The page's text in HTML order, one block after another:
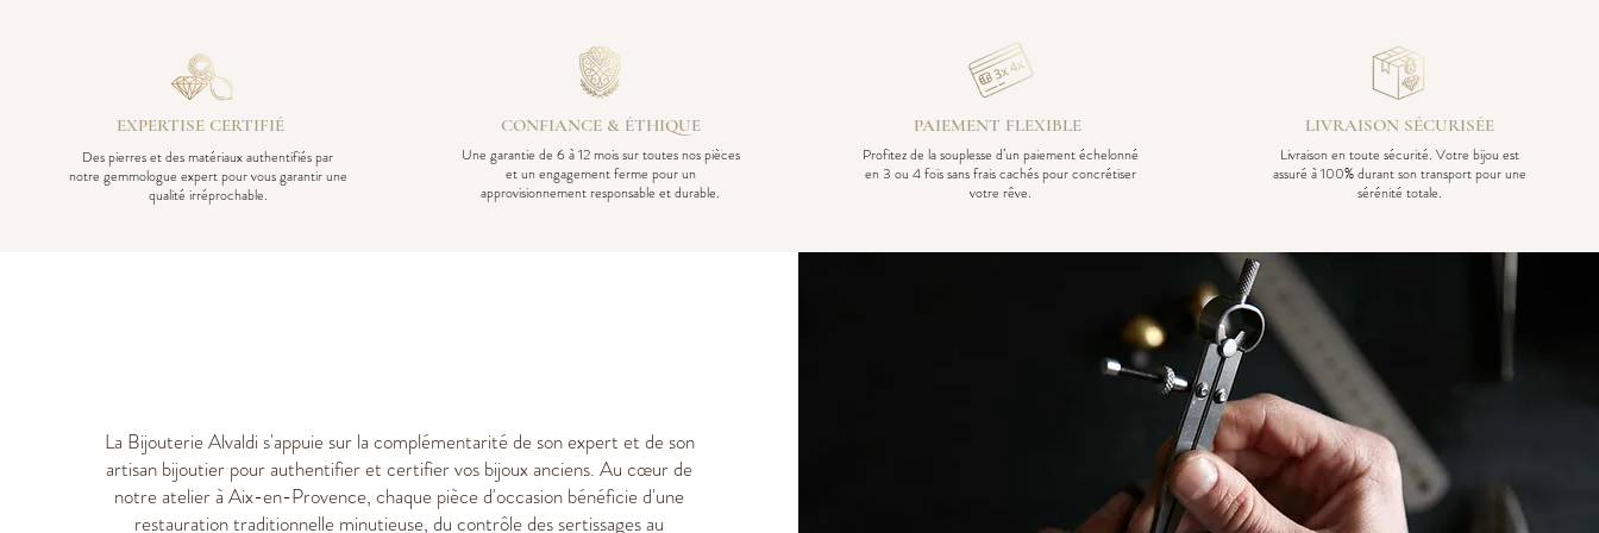
EXPERTISE CERTIFIÉ
Des pierres et des matériaux authentifiés par
notre gemmologue expert pour vous garantir une
qualité irréprochable.
CONFIANCE & ÉTHIQUE
Une garantie de 6 à 12 mois sur toutes nos pièces
et un engagement ferme pour un
approvisionnement responsable et durable.
PAIEMENT FLEXIBLE
Profitez de la souplesse d’un paiement échelonné
en 3 ou 4 fois sans frais cachés pour concrétiser
votre rêve.
LIVRAISON SÉCURISÉE
Livraison en toute sécurité. Votre bijou est
assuré à 100% durant son transport pour une
sérénité totale.
La Bijouterie Alvaldi s'appuie sur la complémentarité de son expert et de son
artisan bijoutier pour authentifier et certifier vos bijoux anciens. Au cœur de
notre atelier à Aix-en-Provence, chaque pièce d'occasion bénéficie d'une
restauration traditionnelle minutieuse, du contrôle des sertissages au